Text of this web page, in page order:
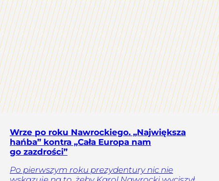
Wrze po roku Nawrockiego. „Największa
hańba” kontra „Cała Europa nam
go zazdrości”
Po pierwszym roku prezydentury nic nie